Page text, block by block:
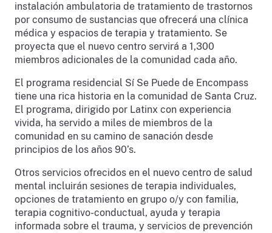
instalación ambulatoria de tratamiento de trastornos
por consumo de sustancias que ofrecerá una clínica
médica y espacios de terapia y tratamiento. Se
proyecta que el nuevo centro servirá a 1,300
miembros adicionales de la comunidad cada año.
El programa residencial Sí Se Puede de Encompass
tiene una rica historia en la comunidad de Santa Cruz.
El programa, dirigido por Latinx con experiencia
vivida, ha servido a miles de miembros de la
comunidad en su camino de sanación desde
principios de los años 90’s.
Otros servicios ofrecidos en el nuevo centro de salud
mental incluirán sesiones de terapia individuales,
opciones de tratamiento en grupo o/y con familia,
terapia cognitivo-conductual, ayuda y terapia
informada sobre el trauma, y servicios de prevención